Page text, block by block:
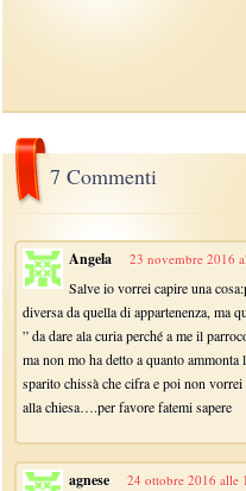
7 Commenti
Angela 23 novembre 2016
Salve io vorrei capire una
diversa da quella di appartenenza, ma
” da dare ala curia perché a me il
ma non mo ha detto a quanto
sparito chissà che cifra e poi non
alla chiesa….per favore fatemi sapere
agnese 24 ottobre 2016 alle